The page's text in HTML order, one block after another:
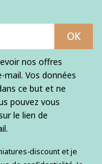
nos offres
Vos données
ce but et ne
pouvez vous
le lien de
discount et je